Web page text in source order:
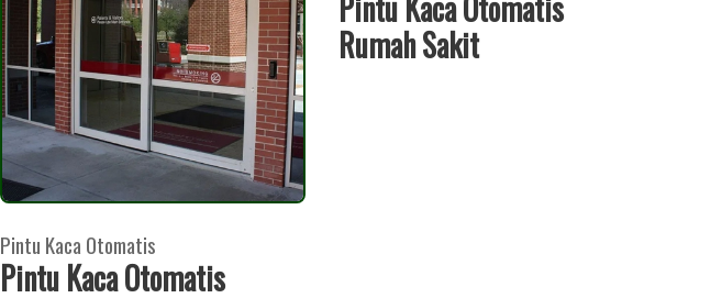
Pintu Kaca Otomatis
Pintu Kaca Otomatis
Rumah Sakit